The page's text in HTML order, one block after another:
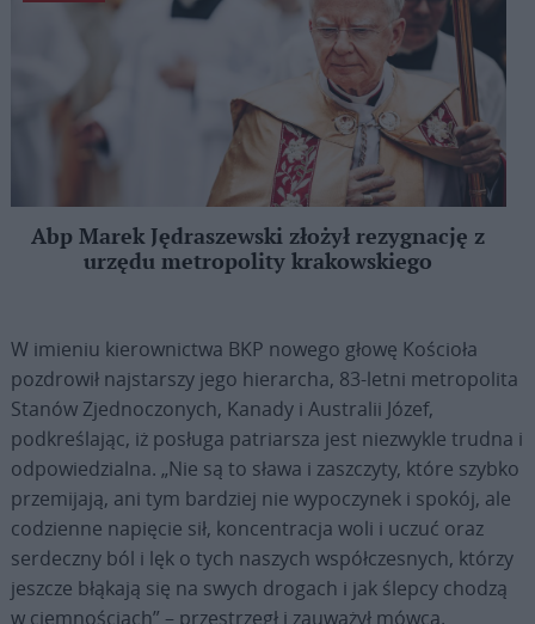
Abp Marek Jędraszewski złożył rezygnację z
urzędu metropolity krakowskiego
W imieniu kierownictwa BKP nowego głowę Kościoła
pozdrowił najstarszy jego hierarcha, 83-letni metropolita
Stanów Zjednoczonych, Kanady i Australii Józef,
podkreślając, iż posługa patriarsza jest niezwykle trudna i
odpowiedzialna. „Nie są to sława i zaszczyty, które szybko
przemijają, ani tym bardziej nie wypoczynek i spokój, ale
codzienne napięcie sił, koncentracja woli i uczuć oraz
serdeczny ból i lęk o tych naszych współczesnych, którzy
jeszcze błąkają się na swych drogach i jak ślepcy chodzą
w ciemnościach” – przestrzegł i zauważył mówca.